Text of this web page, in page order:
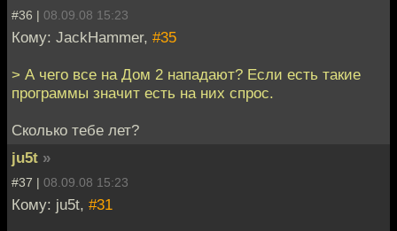
#36 | 08.09.08 15:23
Кому: JackHammer, #35
> А чего все на Дом 2 нападают? Если есть такие
программы значит есть на них спрос.
Сколько тебе лет?
ju5t »
#37 | 08.09.08 15:23
Кому: ju5t, #31